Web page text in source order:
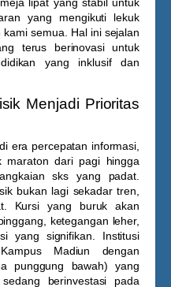
yang mengikuti lekuk
semua. Hal ini sejalan
terus berinovasi untuk
yang inklusif dan
Menjadi Prioritas
era percepatan informasi,
maraton dari pagi hingga
sks yang padat.
bukan lagi sekadar tren,
Kursi yang buruk akan
ketegangan leher,
yang signifikan. Institusi
Madiun dengan
punggung bawah) yang
berinvestasi pada